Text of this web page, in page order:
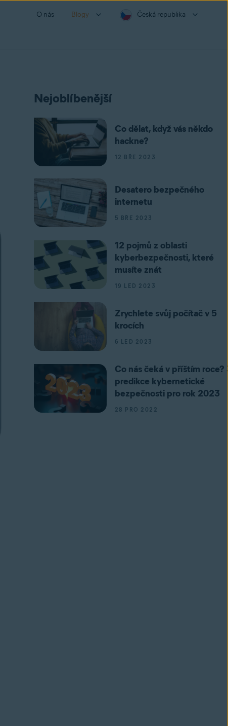
O nás Blogy Česká republika
Nejoblíbenější
Co dělat, když vás někdo
hackne?
12 BŘE 2023
Desatero bezpečného
internetu
5 BŘE 2023
12 pojmů z oblasti
kyberbezpečnosti, které
musíte znát
19 LED 2023
Zrychlete svůj počítač v 5
krocích
6 LED 2023
Co nás čeká v příštím roce?
predikce kybernetické
bezpečnosti pro rok 2023
28 PRO 2022